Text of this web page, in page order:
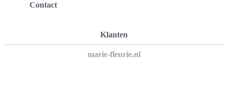
Contact
Klanten
marie-fleurie.nl